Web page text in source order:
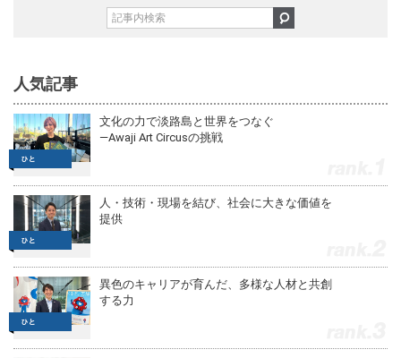
人気記事
文化の力で淡路島と世界をつなぐ
—Awaji Art Circusの挑戦
人・技術・現場を結び、社会に大きな価値を
提供
異色のキャリアが育んだ、多様な人材と共創
する力